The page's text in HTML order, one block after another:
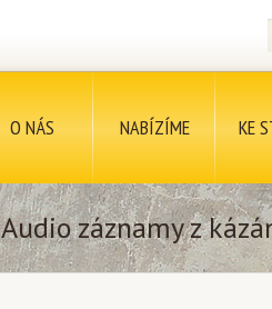
O NÁS NABÍZÍME KE
Audio záznamy z